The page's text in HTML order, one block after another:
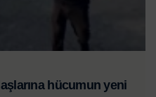
hücumun yeni